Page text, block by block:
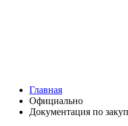
Главная
Официально
Документация по